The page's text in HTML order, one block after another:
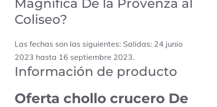
Magnifica De la Provenza al
Coliseo?
Las fechas son las siguientes: Salidas: 24 junio
2023 hasta 16 septiembre 2023.
Información de producto
Oferta chollo crucero De